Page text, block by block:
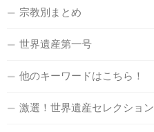
宗教別まとめ
世界遺産第一号
他のキーワードはこちら！
激選！世界遺産セレクション